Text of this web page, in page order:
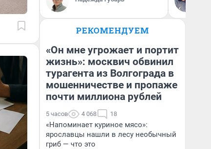
РЕКОМЕНДУЕМ
«Он мне угрожает и портит
жизнь»: москвич обвинил
турагента из Волгограда в
мошенничестве и пропаже
почти миллиона рублей
5 часов 4 068 18
«Напоминает куриное мясо»:
ярославцы нашли в лесу необычный
гриб — что это